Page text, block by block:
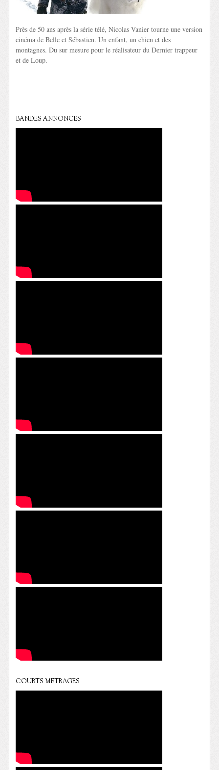
Près de 50 ans après la série télé, Nicolas Vanier tourne une version
cinéma de Belle et Sébastien. Un enfant, un chien et des
montagnes. Du sur mesure pour le réalisateur du Dernier trappeur
et de Loup.
BANDES ANNONCES
COURTS METRAGES